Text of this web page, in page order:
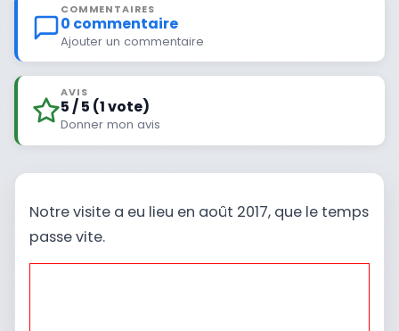
COMMENTAIRES
0 commentaire
Ajouter un commentaire
AVIS
5 / 5 (1 vote)
Donner mon avis
Notre visite a eu lieu en août 2017, que le temps
passe vite.